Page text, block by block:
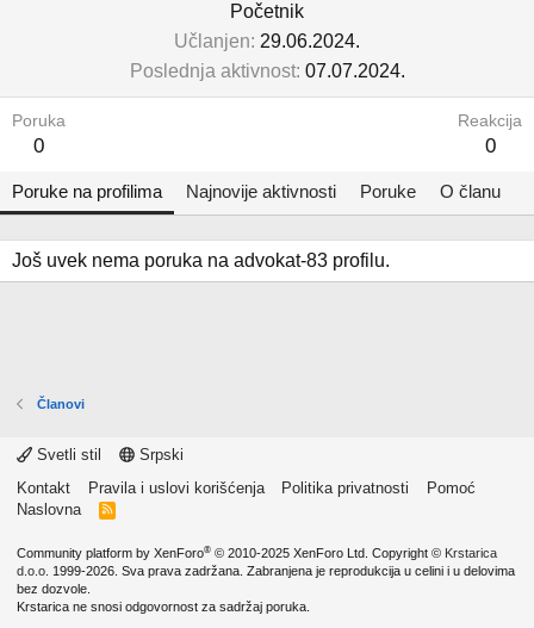
Početnik
Učlanjen 29.06.2024.
Poslednja aktivnost 07.07.2024.
Poruka
0
Reakcija
0
Poruke na profilima Najnovije aktivnosti Poruke O članu
Još uvek nema poruka na advokat-83 profilu.
Članovi
Svetli stil
Srpski
Kontakt
Pravila i uslovi korišćenja Politika privatnosti
Pomoć
Naslovna
R
Community platform by XenForo® © 2010-2025 XenForo Ltd. Copyright © Krstarica
d.o.o. 1999-2026. Sva prava zadržana. Zabranjena je reprodukcija u celini i u delovima
bez dozvole.
Krstarica ne snosi odgovornost za sadržaj poruka.